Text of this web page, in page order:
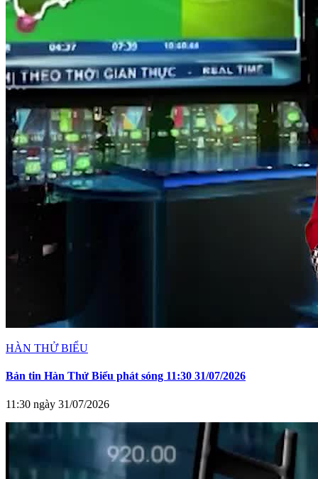
HÀN THỬ BIỂU
Bản tin Hàn Thử Biểu phát sóng 11:30 31/07/2026
11:30 ngày 31/07/2026